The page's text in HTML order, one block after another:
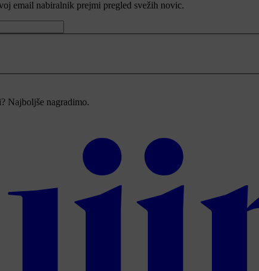
email nabiralnik prejmi pregled svežih novic.
Najboljše nagradimo.